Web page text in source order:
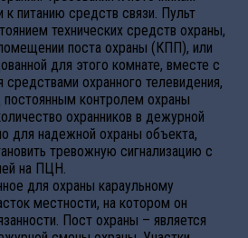
к питанию средств связи. Пульт
технических средств охраны,
поста охраны (КПП), или
для этого комнате, вместе с
средствами охранного телевидения,
постоянным контролем охраны
охранников в дежурной
для надежной охраны объекта,
тревожную сигнализацию с
на ПЦН.
для охраны караульному
местности, на котором он
Пост охраны – является